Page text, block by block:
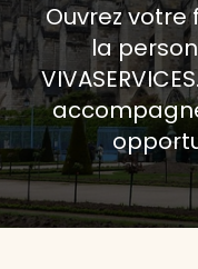
Ouvrez votre
la